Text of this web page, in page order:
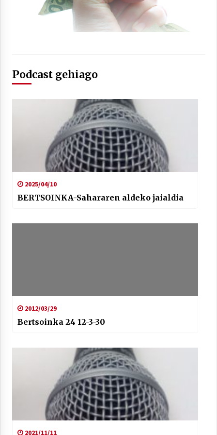
Telebistaren eskutik
Podcast gehiago
2025/04/10
BERTSOINKA-Sahararen aldeko jaialdia
2012/03/29
Bertsoinka 24 12-3-30
2021/11/11